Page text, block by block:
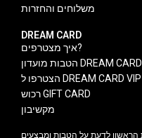
משלוחים והחזרות
DREAM CARD
איך מצטרפים?
הטבות מועדון DREAM CARD
הצטרפו ל DREAM CARD VIP
רכוש GIFT CARD
מקשיבון